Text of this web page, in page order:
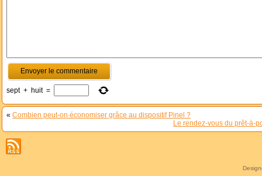
sept + huit =
« Combien peut-on économiser grâce au dispositif Pinel ?
Le rendez-vous du prêt-à-